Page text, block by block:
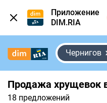
Приложение
DIM.RIA
Чернигов
Продажа хрущевок
18 предложений